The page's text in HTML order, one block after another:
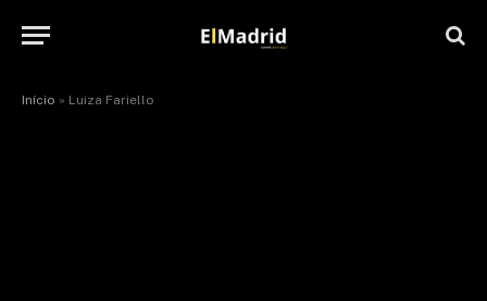
Início » Luiza Fariello